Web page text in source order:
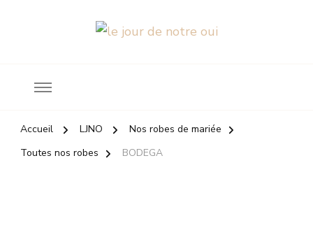
Accueil LJNO
Nos robes de mariée
Toutes nos robes
BODEGA